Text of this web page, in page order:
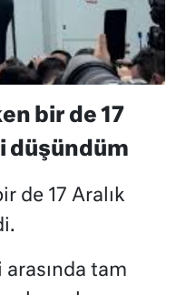
bir de 17
düşündüm
de 17 Aralık
arasında tam